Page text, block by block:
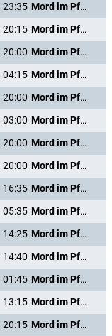
23:35
Mord im Pfarrhaus
20:15
Mord im Pfarrhaus
20:00
Mord im Pfarrhaus
04:15
Mord im Pfarrhaus
20:00
Mord im Pfarrhaus
03:00
Mord im Pfarrhaus
20:00
Mord im Pfarrhaus
20:00
Mord im Pfarrhaus
16:35
Mord im Pfarrhaus
05:35
Mord im Pfarrhaus
14:25
Mord im Pfarrhaus
14:40
Mord im Pfarrhaus
01:45
Mord im Pfarrhaus
13:15
Mord im Pfarrhaus
20:15
Mord im Pfarrhaus